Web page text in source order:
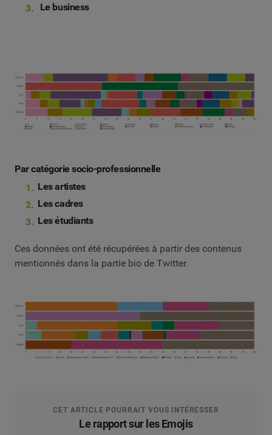
Le business
Par catégorie socio-professionnelle
Les artistes
Les cadres
Les étudiants
Ces données ont été récupérées à partir des contenus
mentionnés dans la partie bio de Twitter.
CET ARTICLE POURRAIT VOUS INTÉRESSER
Le rapport sur les Emojis